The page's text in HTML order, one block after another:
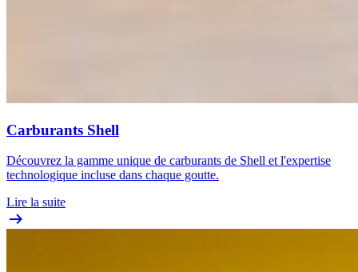
Carburants Shell
Découvrez la gamme unique de carburants de Shell et l'expertise
technologique incluse dans chaque goutte.
Lire la suite